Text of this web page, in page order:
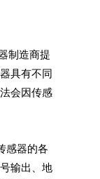
制造商提
具有不同
会因传感
感器的各
输出、地